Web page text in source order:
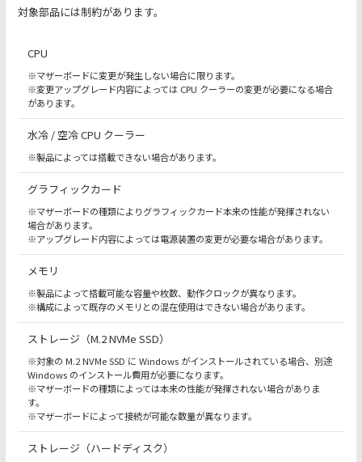
対象部品には制約があります。
CPU
※マザーボードに変更が発生しない場合に限ります。
※変更アップグレード内容によっては CPU クーラーの変更が必要になる場合
があります。
水冷 / 空冷 CPU クーラー
※製品によっては搭載できない場合があります。
グラフィックカード
※マザーボードの種類によりグラフィックカード本来の性能が発揮されない
場合があります。
※アップグレード内容によっては電源装置の変更が必要な場合があります。
メモリ
※製品によって搭載可能な容量や枚数、動作クロックが異なります。
※構成によって既存のメモリとの混在使用はできない場合があります。
ストレージ （M.2 NVMe SSD）
※対象の M.2 NVMe SSD に Windows がインストールされている場合、別途
Windows のインストール費用が必要になります。
※マザーボードの種類によっては本来の性能が発揮されない場合がありま
す。
※マザーボードによって接続が可能な数量が異なります。
ストレージ （ハードディスク）